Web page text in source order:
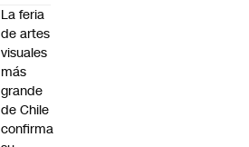
La feria
de artes
visuales
más
grande
de Chile
confirma